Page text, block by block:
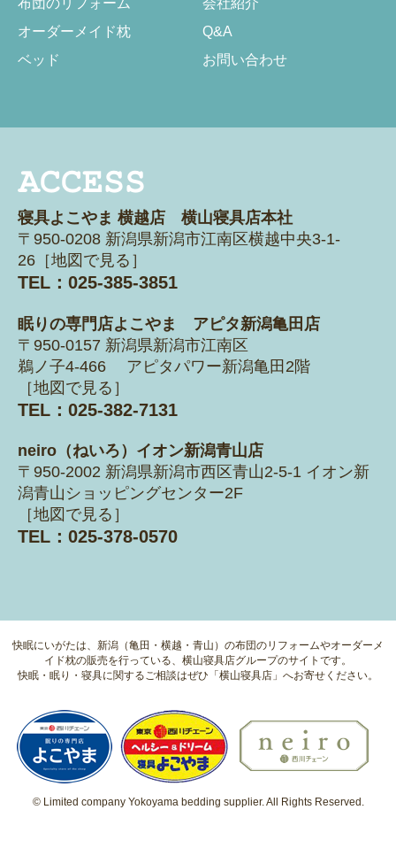
布団のリフォーム
オーダーメイド枕
ベッド
会社紹介
Q&A
お問い合わせ
寝具よこやま 横越店 横山寝具店本社
〒950-0208 新潟県新潟市江南区横越中央3-1-
26［地図で見る ］
TEL：025-385-3851
眠りの専門店よこやま アピタ新潟亀田店
〒950-0157 新潟県新潟市江南区
鵜ノ子4-466 アピタパワー新潟亀田2階
［地図で見る ］
TEL：025-382-7131
neiro（ねいろ）イオン新潟青山店
〒950-2002 新潟県新潟市西区青山2-5-1 イオン新
潟青山ショッピングセンター2F
［地図で見る ］
TEL：025-378-0570
快眠にいがたは、新潟（亀田・横越・青山）の布団のリフォームやオーダーメ
イド枕の販売を行っている、横山寝具店グループのサイトです。
快眠・眠り・寝具に関するご相談はぜひ「横山寝具店」へお寄せください。
© Limited company Yokoyama bedding supplier. All Rights Reserved.